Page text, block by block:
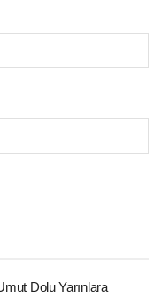
Dolu Yarınlara